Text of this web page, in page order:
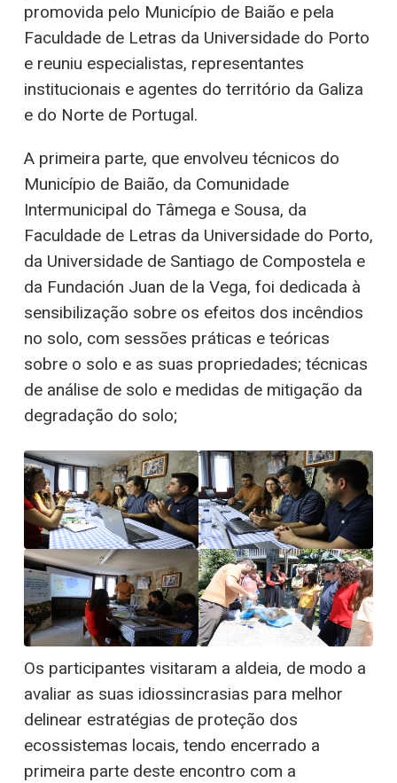
promovida pelo Município de Baião e pela
Faculdade de Letras da Universidade do Porto
e reuniu especialistas, representantes
institucionais e agentes do território da Galiza
e do Norte de Portugal.
A primeira parte, que envolveu técnicos do
Município de Baião, da Comunidade
Intermunicipal do Tâmega e Sousa, da
Faculdade de Letras da Universidade do Porto,
da Universidade de Santiago de Compostela e
da Fundación Juan de la Vega, foi dedicada à
sensibilização sobre os efeitos dos incêndios
no solo, com sessões práticas e teóricas
sobre o solo e as suas propriedades; técnicas
de análise de solo e medidas de mitigação da
degradação do solo;
Os participantes visitaram a aldeia, de modo a
avaliar as suas idiossincrasias para melhor
delinear estratégias de proteção dos
ecossistemas locais, tendo encerrado a
primeira parte deste encontro com a